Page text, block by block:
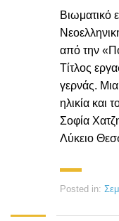
Βιωματικό
από την
Τίτλος
γερνάς. Μια
ηλικία και
Σοφία
Λύκειο
Posted in: